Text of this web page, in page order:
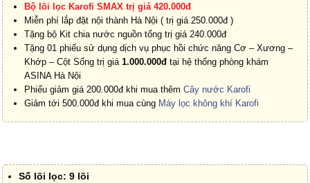
Bộ lõi lọc Karofi SMAX trị giá 420.000đ
Miễn phí lắp đặt nội thành Hà Nội ( trị giá 250.000đ )
Tặng bộ Kit chia nước nguồn tổng trị giá 240.000đ
Tặng 01 phiếu sử dụng dịch vụ phục hồi chức năng Cơ – Xương –
Khớp – Cột Sống trị giá1.000.000đ tại hệ thống phòng khám
ASINA Hà Nội
Phiếu giảm giá 200.000đ khi mua thêmCây nước Karofi
Giảm tới 500.000đ khi mua cùng Máy lọc không khí Karofi
Số lõi lọc: 9 lõi